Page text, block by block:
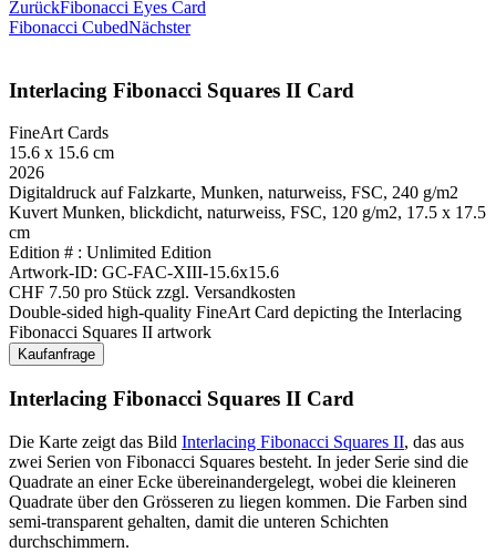
ZurückFibonacci Eyes Card
Fibonacci CubedNächster
Interlacing Fibonacci Squares II Card
FineArt Cards
15.6 x 15.6 cm
2026
Digitaldruck auf Falzkarte, Munken, naturweiss, FSC, 240 g/m2
Kuvert Munken, blickdicht, naturweiss, FSC, 120 g/m2, 17.5 x 17.5
cm
Edition # : Unlimited Edition
Artwork-ID: GC-FAC-XIII-15.6x15.6
CHF 7.50 pro Stück zzgl. Versandkosten
Double-sided high-quality FineArt Card depicting the Interlacing
Fibonacci Squares II artwork
Kaufanfrage
Interlacing Fibonacci Squares II Card
Die Karte zeigt das Bild Interlacing Fibonacci Squares II, das aus
zwei Serien von Fibonacci Squares besteht. In jeder Serie sind die
Quadrate an einer Ecke übereinandergelegt, wobei die kleineren
Quadrate über den Grösseren zu liegen kommen. Die Farben sind
semi-transparent gehalten, damit die unteren Schichten
durchschimmern.